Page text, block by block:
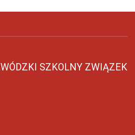
SZKOLNY ZWIĄZEK